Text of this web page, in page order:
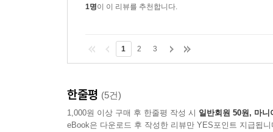
1명이 이 리뷰를 추천합니다.
1 2 3
한줄평 (5건)
1,000원 이상 구매 후 한줄평 작성 시 일반회원 50원, 마니
eBook은 다운로드 후 작성한 리뷰만 YES포인트 지급됩니